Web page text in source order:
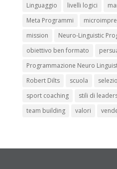
Linguaggio
livelli logici
Meta Programmi
mission
Neuro-Linguistic
obiettivo ben formato
Programmazione Neuro
Robert Dilts
scuola
sport coaching
stili di
team building
valori